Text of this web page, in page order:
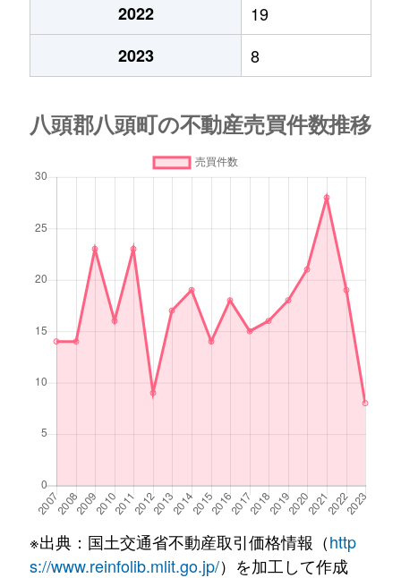
2022
19
2023
8
※出典：国土交通省不動産取引価格情報（http
s://www.reinfolib.mlit.go.jp/）を加工して作成